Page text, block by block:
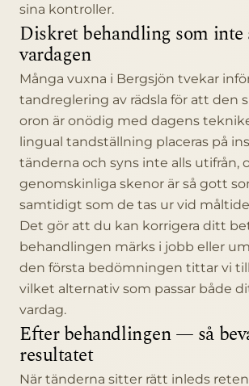
sina kontroller.
Diskret behandling som inte
vardagen
Många vuxna i Bergsjön tvekar
tandreglering av rädsla för att den
oron är onödig med dagens
lingual tandställning placeras på
tänderna och syns inte alls utifrån,
genomskinliga skenor är så gott
samtidigt som de tas ur vid
Det gör att du kan korrigera ditt
behandlingen märks i jobb eller
den första bedömningen tittar vi
vilket alternativ som passar både
vardag.
Efter behandlingen — så
resultatet
När tänderna sitter rätt inleds